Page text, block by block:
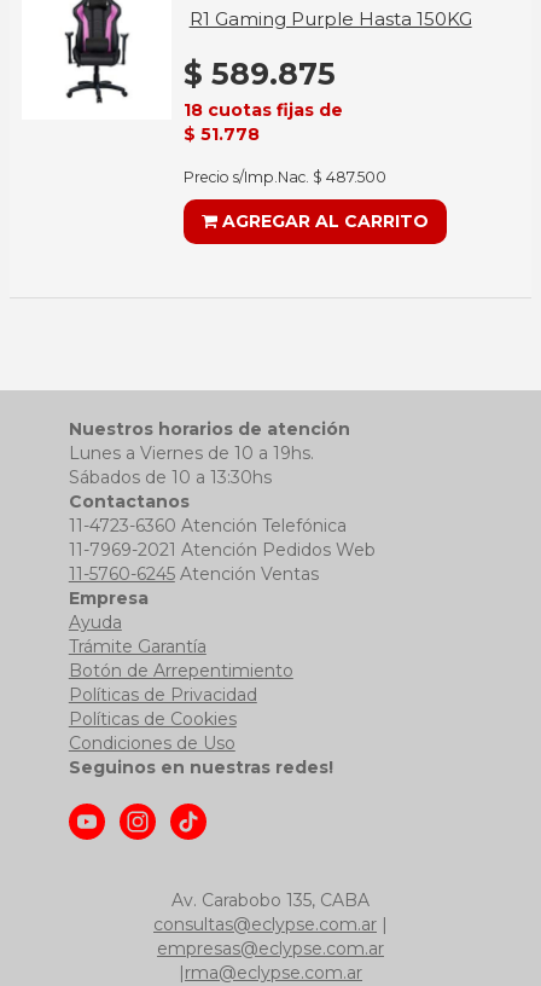
R1 Gaming Purple Hasta 150KG
$ 589.875
18 cuotas fijas de
$ 51.778
Precio s/Imp.Nac. $ 487.500
AGREGAR AL CARRITO
Nuestros horarios de atención
Lunes a Viernes de 10 a 19hs.
Sábados de 10 a 13:30hs
Contactanos
11-4723-6360 Atención Telefónica
11-7969-2021 Atención Pedidos Web
11-5760-6245Atención Ventas
Empresa
Ayuda
Trámite Garantía
Botón de Arrepentimiento
Políticas de Privacidad
Políticas de Cookies
Condiciones de Uso
Seguinos en nuestras redes!
Av. Carabobo 135, CABA
consultas@eclypse.com.ar
empresas@eclypse.com.ar
rma@eclypse.com.ar